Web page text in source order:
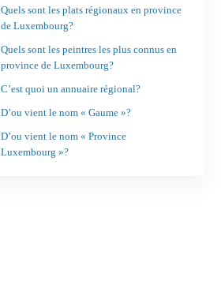
Quels sont les plats régionaux en province
de Luxembourg?
Quels sont les peintres les plus connus en
province de Luxembourg?
C’est quoi un annuaire régional?
D’ou vient le nom « Gaume »?
D’ou vient le nom « Province
Luxembourg »?